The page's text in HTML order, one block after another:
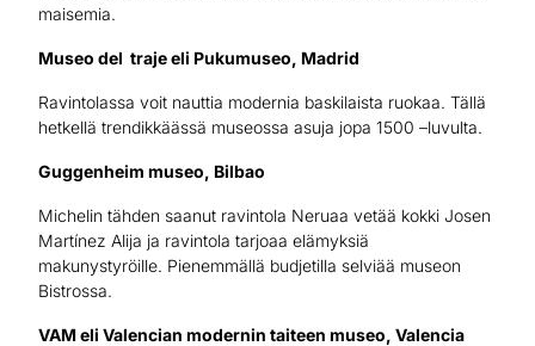
maisemia.
Museo del traje eli Pukumuseo, Madrid
Ravintolassa voit nauttia modernia baskilaista ruokaa. Tällä
hetkellä trendikkäässä museossa asuja jopa 1500 –luvulta.
Guggenheim museo, Bilbao
Michelin tähden saanut ravintola Neruaa vetää kokki Josen
Martínez Alija ja ravintola tarjoaa elämyksiä
makunystyröille. Pienemmällä budjetilla selviää museon
Bistrossa.
VAM eli Valencian modernin taiteen museo, Valencia